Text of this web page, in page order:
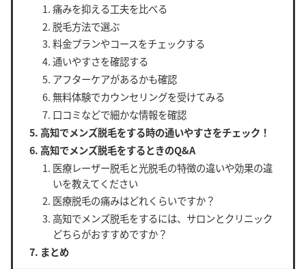
痛みを抑える工夫を比べる
脱毛方法で選ぶ
料金プランやコースをチェックする
通いやすさを確認する
アフターケアがあるかも確認
無料体験でカウンセリングを受けてみる
口コミなどで細かな情報を確認
高知でメンズ脱毛をする時の通いやすさをチェック！
高知でメンズ脱毛をするときのQ&A
医療レーザー脱毛と光脱毛の特徴の違いや効果の違
いを教えてください
医療脱毛の痛みはどれくらいですか？
高知でメンズ脱毛をするには、サロンとクリニック
どちらがおすすめですか？
まとめ